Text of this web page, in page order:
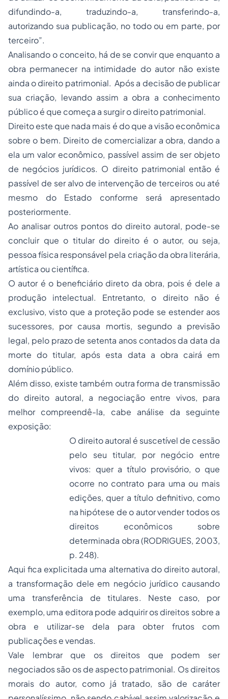
difundindo-a, traduzindo-a, transferindo-a,
autorizando sua publicação, no todo ou em parte, por
terceiro”.
Analisando o conceito, há de se convir que enquanto a
obra permanecer na intimidade do autor não existe
ainda o direito patrimonial. Após a decisão de publicar
sua criação, levando assim a obra a conhecimento
público é que começa a surgir o direito patrimonial.
Direito este que nada mais é do que a visão econômica
sobre o bem. Direito de comercializar a obra, dando a
ela um valor econômico, passível assim de ser objeto
de negócios jurídicos. O direito patrimonial então é
passível de ser alvo de intervenção de terceiros ou até
mesmo do Estado conforme será apresentado
posteriormente.
Ao analisar outros pontos do direito autoral, pode-se
concluir que o titular do direito é o autor, ou seja,
pessoa física responsável pela criação da obra literária,
artística ou científica.
O autor é o beneficiário direto da obra, pois é dele a
produção intelectual. Entretanto, o direito não é
exclusivo, visto que a proteção pode se estender aos
sucessores, por causa mortis, segundo a previsão
legal, pelo prazo de setenta anos contados da data da
morte do titular, após esta data a obra cairá em
domínio público.
Além disso, existe também outra forma de transmissão
do direito autoral, a negociação entre vivos, para
melhor compreendê-la, cabe análise da seguinte
exposição:
O direito autoral é suscetível de cessão
pelo seu titular, por negócio entre
vivos: quer a título provisório, o que
ocorre no contrato para uma ou mais
edições, quer a título definitivo, como
na hipótese de o autor vender todos os
direitos econômicos sobre
determinada obra (RODRIGUES, 2003,
p. 248).
Aqui fica explicitada uma alternativa do direito autoral,
a transformação dele em negócio jurídico causando
uma transferência de titulares. Neste caso, por
exemplo, uma editora pode adquirir os direitos sobre a
obra e utilizar-se dela para obter frutos com
publicações e vendas.
Vale lembrar que os direitos que podem ser
negociados são os de aspecto patrimonial. Os direitos
morais do autor, como já tratado, são de caráter